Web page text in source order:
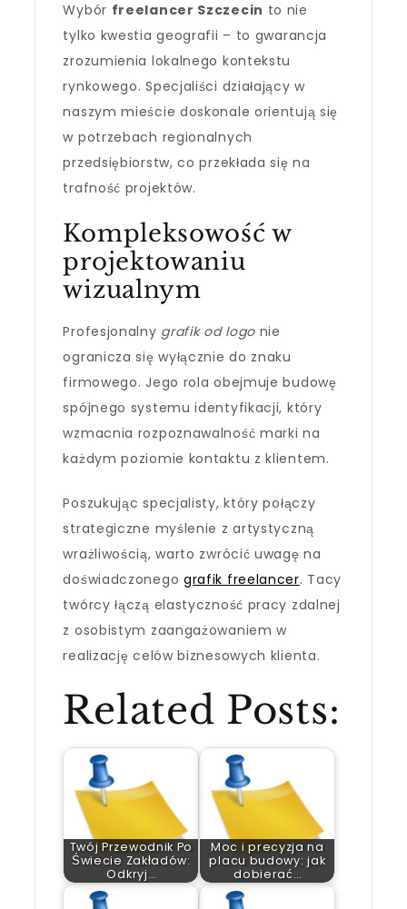
Wybór freelancer Szczecin to nie
tylko kwestia geografii – to gwarancja
zrozumienia lokalnego kontekstu
rynkowego. Specjaliści działający w
naszym mieście doskonale orientują się
w potrzebach regionalnych
przedsiębiorstw, co przekłada się na
trafność projektów.
Kompleksowość w
projektowaniu
wizualnym
Profesjonalny grafik od logo nie
ogranicza się wyłącznie do znaku
firmowego. Jego rola obejmuje budowę
spójnego systemu identyfikacji, który
wzmacnia rozpoznawalność marki na
każdym poziomie kontaktu z klientem.
Poszukując specjalisty, który połączy
strategiczne myślenie z artystyczną
wrażliwością, warto zwrócić uwagę na
doświadczonego grafik freelancer. Tacy
twórcy łączą elastyczność pracy zdalnej
z osobistym zaangażowaniem w
realizację celów biznesowych klienta.
Related Posts:
Twój Przewodnik Po
Świecie Zakładów:
Odkryj…
Moc i precyzja na
placu budowy: jak
dobierać…